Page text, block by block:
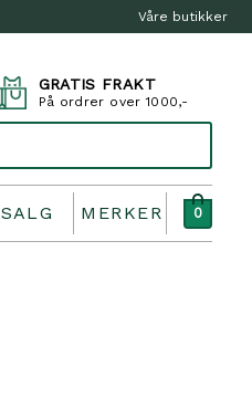
Våre butikker
GRATIS FRAKT
På ordrer over 1000,-
SALG MERKER 0